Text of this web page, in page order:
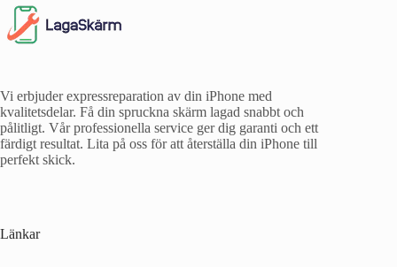
Vi erbjuder expressreparation av din iPhone med
kvalitetsdelar. Få din spruckna skärm lagad snabbt och
pålitligt. Vår professionella service ger dig garanti och ett
färdigt resultat. Lita på oss för att återställa din iPhone till
perfekt skick.
Länkar